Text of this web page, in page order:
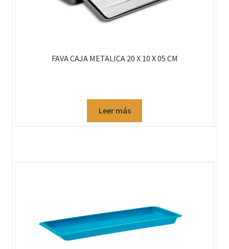
FAVA CAJA METALICA 20 X 10 X 05 CM
Leer más